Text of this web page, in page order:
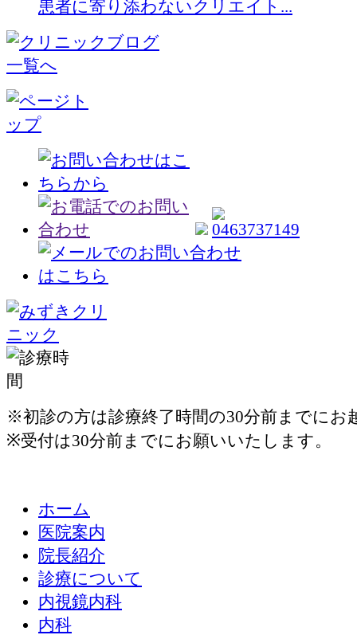
患者に寄り添わないクリエイト...
※初診の方は診療終了時間の30分前までにお
※受付は30分前までにお願いいたします。
ホーム
医院案内
院長紹介
診療について
内視鏡内科
内科